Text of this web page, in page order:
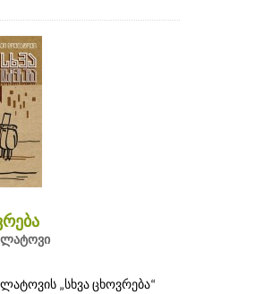
„სხვა ცხოვრება“